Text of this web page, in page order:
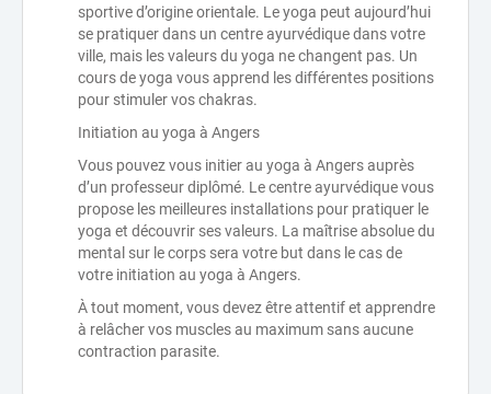
sportive d’origine orientale. Le yoga peut aujourd’hui
se pratiquer dans un centre ayurvédique dans votre
ville, mais les valeurs du yoga ne changent pas. Un
cours de yoga vous apprend les différentes positions
pour stimuler vos chakras.
Initiation au yoga à Angers
Vous pouvez vous initier au yoga à Angers auprès
d’un professeur diplômé. Le centre ayurvédique vous
propose les meilleures installations pour pratiquer le
yoga et découvrir ses valeurs. La maîtrise absolue du
mental sur le corps sera votre but dans le cas de
votre initiation au yoga à Angers.
À tout moment, vous devez être attentif et apprendre
à relâcher vos muscles au maximum sans aucune
contraction parasite.